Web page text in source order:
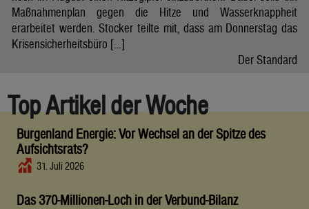
Maßnahmenplan gegen die Hitze und Wasserknappheit
erarbeitet werden. Stocker teilte mit, dass am Donnerstag das
Krisensicherheitsbüro […]
Der Standard
Top Artikel der Woche
Burgenland Energie: Vor Wechsel an der Spitze des
Aufsichtsrats?
31. Juli 2026
Das 370-Millionen-Loch in der Verbund-Bilanz